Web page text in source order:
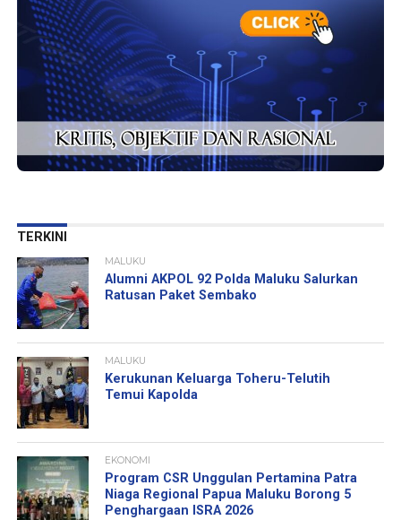
TERKINI
MALUKU
Alumni AKPOL 92 Polda Maluku Salurkan
Ratusan Paket Sembako
MALUKU
Kerukunan Keluarga Toheru-Telutih
Temui Kapolda
EKONOMI
Program CSR Unggulan Pertamina Patra
Niaga Regional Papua Maluku Borong 5
Penghargaan ISRA 2026